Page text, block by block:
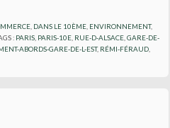
, DANS LE 10ÈME, ENVIRONNEMENT,
: PARIS PARIS-10E RUE-D-ALSACE ,GARE-DE-
ABORDS-GARE-DE-L-EST, RÉMI-FÉRAUD